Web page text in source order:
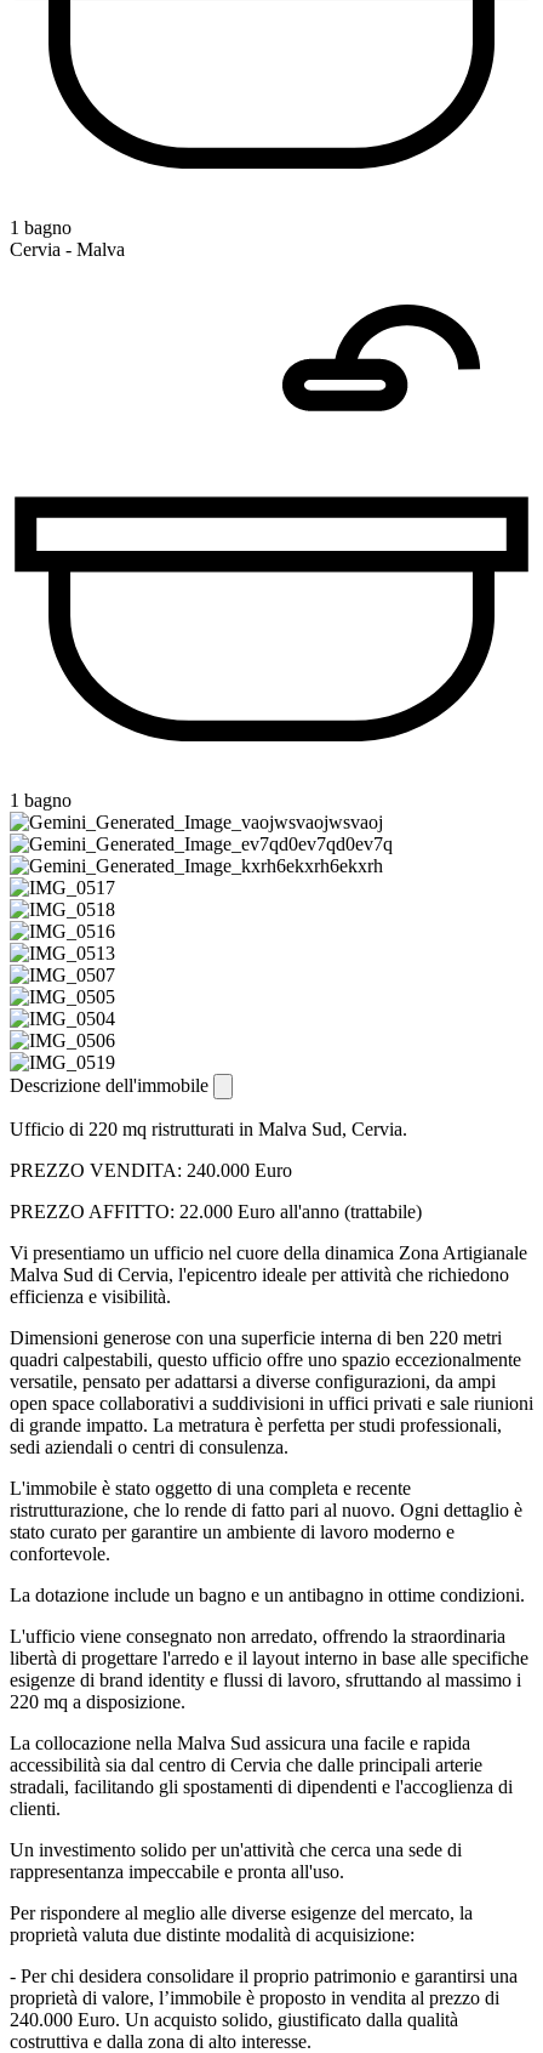
1 bagno
Cervia - Malva
1 bagno
Descrizione dell'immobile
Ufficio di 220 mq ristrutturati in Malva Sud, Cervia.
PREZZO VENDITA: 240.000 Euro
PREZZO AFFITTO: 22.000 Euro all'anno (trattabile)
Vi presentiamo un ufficio nel cuore della dinamica Zona Artigianale
Malva Sud di Cervia, l'epicentro ideale per attività che richiedono
efficienza e visibilità.
Dimensioni generose con una superficie interna di ben 220 metri
quadri calpestabili, questo ufficio offre uno spazio eccezionalmente
versatile, pensato per adattarsi a diverse configurazioni, da ampi
open space collaborativi a suddivisioni in uffici privati e sale riunioni
di grande impatto. La metratura è perfetta per studi professionali,
sedi aziendali o centri di consulenza.
L'immobile è stato oggetto di una completa e recente
ristrutturazione, che lo rende di fatto pari al nuovo. Ogni dettaglio è
stato curato per garantire un ambiente di lavoro moderno e
confortevole.
La dotazione include un bagno e un antibagno in ottime condizioni.
L'ufficio viene consegnato non arredato, offrendo la straordinaria
libertà di progettare l'arredo e il layout interno in base alle specifiche
esigenze di brand identity e flussi di lavoro, sfruttando al massimo i
220 mq a disposizione.
La collocazione nella Malva Sud assicura una facile e rapida
accessibilità sia dal centro di Cervia che dalle principali arterie
stradali, facilitando gli spostamenti di dipendenti e l'accoglienza di
clienti.
Un investimento solido per un'attività che cerca una sede di
rappresentanza impeccabile e pronta all'uso.
Per rispondere al meglio alle diverse esigenze del mercato, la
proprietà valuta due distinte modalità di acquisizione:
- Per chi desidera consolidare il proprio patrimonio e garantirsi una
proprietà di valore, l’immobile è proposto in vendita al prezzo di
240.000 Euro. Un acquisto solido, giustificato dalla qualità
costruttiva e dalla zona di alto interesse.